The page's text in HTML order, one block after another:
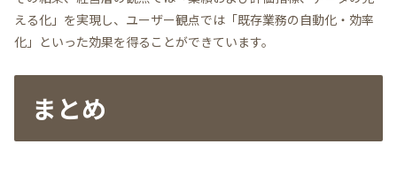
える化」を実現し、ユーザー観点では「既存業務の自動化・効率
化」といった効果を得ることができています。
まとめ